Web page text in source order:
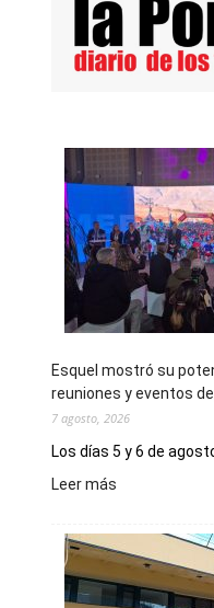
Esquel mostró su
reuniones y eventos
7 agosto, 2026
Los días 5 y 6 de
Leer más
su
potencial
como